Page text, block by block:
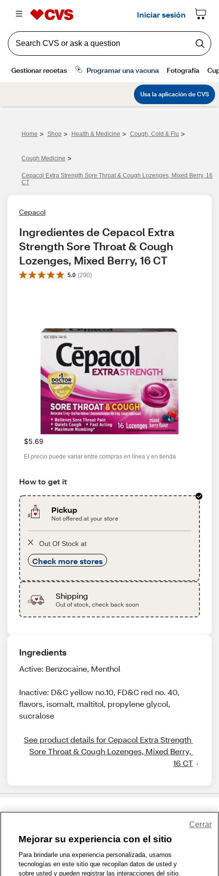
Home > Shop > Health & Medicine > Cough, Cold & Flu >
Cough Medicine >
Cepacol Extra Strength Sore Throat & Cough Lozenges, Mixed Berry, 16
CT
Cepacol
Ingredientes de Cepacol Extra
Strength Sore Throat & Cough
Lozenges, Mixed Berry, 16 CT
5.0 (290)
$5.69
El precio puede variar entre compras en línea y en tienda
How to get it
Pickup
Not offered at your store
Out Of Stock at
Check more stores
Shipping
Out of stock, check back soon
Ingredients
Active: Benzocaine, Menthol
Inactive: D&C yellow no.10, FD&C red no. 40,
flavors, isomalt, maltitol, propylene glycol,
sucralose
See product details for Cepacol Extra Strength
Sore Throat & Cough Lozenges, Mixed Berry,
16 CT
1-800-679-9691 | Contáctenos | Términos de Uso | Accesibilidad
Política de Privacidad | WA Privacy Policy | Mapa del sitio
Mejorar su experiencia con el sitio
Para brindarle una experiencia personalizada, usamos
tecnologías en este sitio que recopilan datos de usted y
sobre usted y pueden registrar las interacciones del sitio.
Cerrar